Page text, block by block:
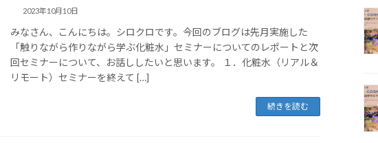
2023年10月10日
みなさん、こんにちは。シロクロです。今回のブログは先月実施した
「触りながら作りながら学ぶ化粧水」セミナーについてのレポートと次
回セミナーについて、お話ししたいと思います。 １．化粧水（リアル＆
リモート）セミナーを終えて […]
続きを読む